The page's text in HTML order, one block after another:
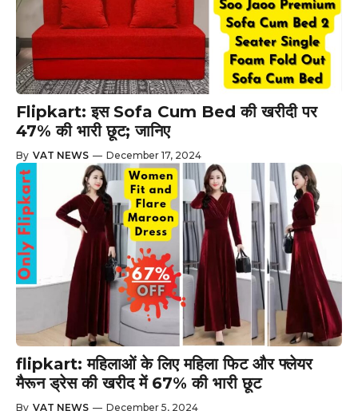
Flipkart: इस Sofa Cum Bed की खरीदी पर
47% की भारी छूट; जानिए
By VAT NEWS — December 17, 2024
flipkart: महिलाओं के लिए महिला फिट और फ्लेयर
मैरून ड्रेस की खरीद में 67% की भारी छूट
By VAT NEWS — December 5, 2024